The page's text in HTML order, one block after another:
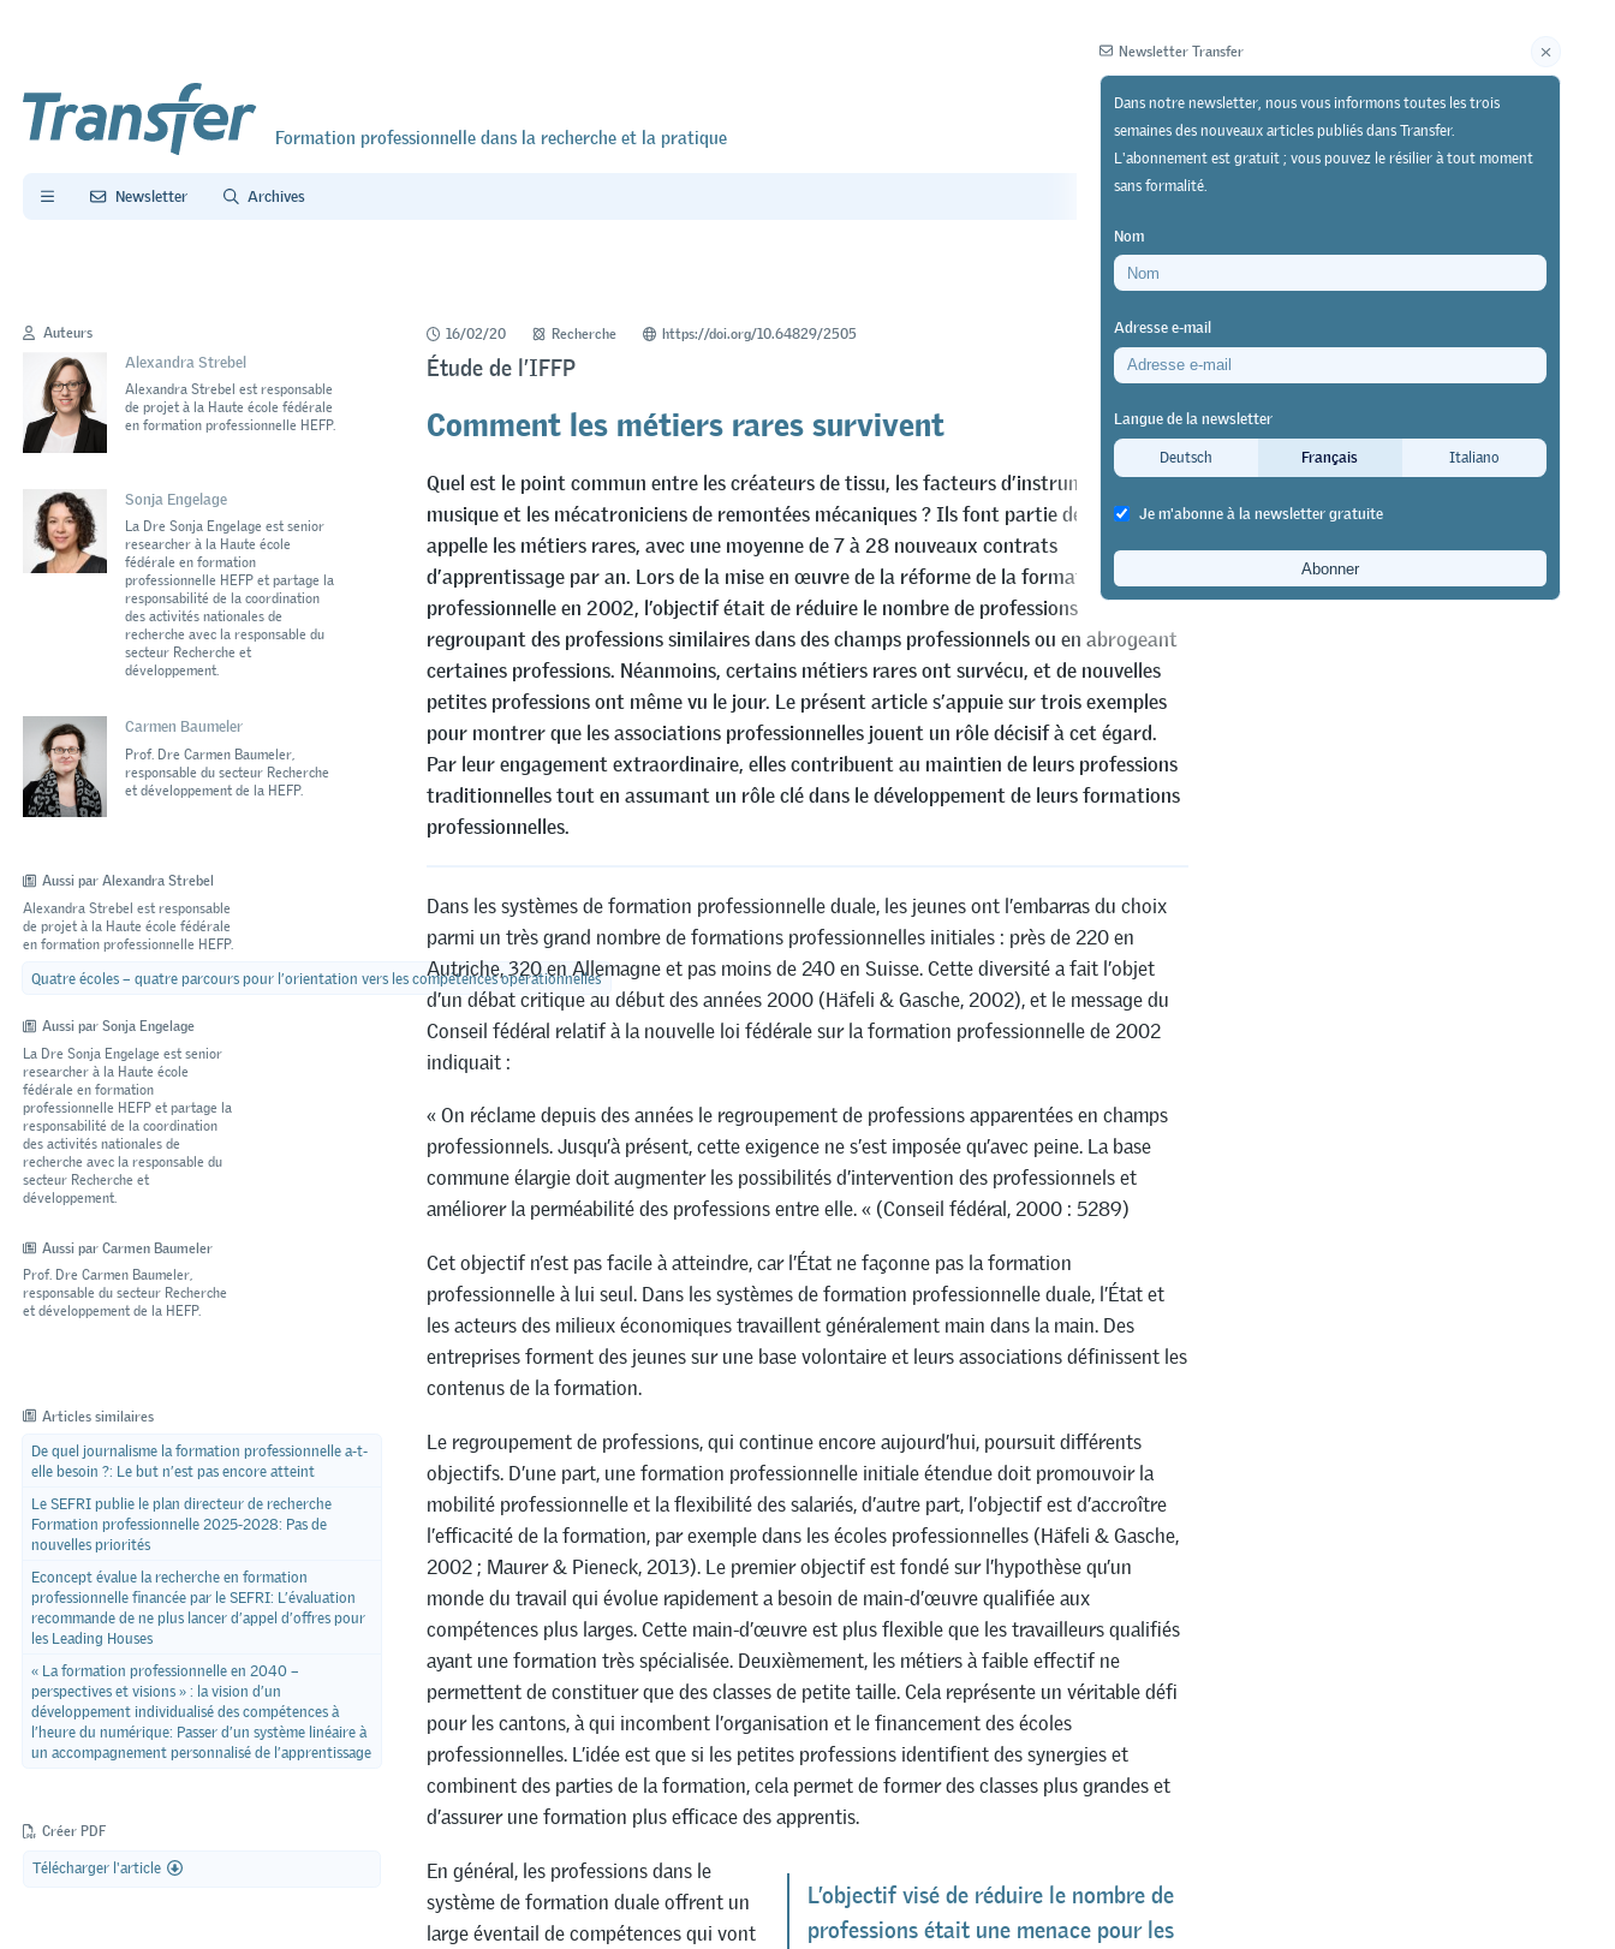
Formation professionnelle dans la recherche et la pratique Éditeur
Newsletter Archives
Auteurs
Alexandra Strebel
Alexandra Strebel est responsable
de projet à la Haute école fédérale
en formation professionnelle HEFP.
Sonja Engelage
La Dre Sonja Engelage est senior
researcher à la Haute école
fédérale en formation
professionnelle HEFP et partage la
responsabilité de la coordination
des activités nationales de
recherche avec la responsable du
secteur Recherche et
développement.
Carmen Baumeler
Prof. Dre Carmen Baumeler,
responsable du secteur Recherche
et développement de la HEFP.
Aussi par Alexandra Strebel
Alexandra Strebel est responsable
de projet à la Haute école fédérale
en formation professionnelle HEFP.
Quatre écoles – quatre parcours pour l’orientation vers les compétences opérationnelles
Aussi par Sonja Engelage
La Dre Sonja Engelage est senior
researcher à la Haute école
fédérale en formation
professionnelle HEFP et partage la
responsabilité de la coordination
des activités nationales de
recherche avec la responsable du
secteur Recherche et
développement.
Aussi par Carmen Baumeler
Prof. Dre Carmen Baumeler,
responsable du secteur Recherche
et développement de la HEFP.
Articles similaires
De quel journalisme la formation professionnelle a-t-
elle besoin ?: Le but n’est pas encore atteint
Le SEFRI publie le plan directeur de recherche
Formation professionnelle 2025-2028: Pas de
nouvelles priorités
Econcept évalue la recherche en formation
professionnelle financée par le SEFRI: L’évaluation
recommande de ne plus lancer d’appel d’offres pour
les Leading Houses
« La formation professionnelle en 2040 –
perspectives et visions » : la vision d’un
développement individualisé des compétences à
l’heure du numérique: Passer d’un système linéaire à
un accompagnement personnalisé de l’apprentissage
Créer PDF
Télécharger l'article
16/02/20 Recherche https://doi.org/10.64829/2505
Étude de l’IFFP
Comment les métiers rares survivent
Quel est le point commun entre les créateurs de tissu, les facteurs d’instruments de
musique et les mécatroniciens de remontées mécaniques ? Ils font partie de ce que l’on
appelle les métiers rares, avec une moyenne de 7 à 28 nouveaux contrats
d’apprentissage par an. Lors de la mise en œuvre de la réforme de la formation
professionnelle en 2002, l’objectif était de réduire le nombre de professions en Suisse en
regroupant des professions similaires dans des champs professionnels ou en abrogeant
certaines professions. Néanmoins, certains métiers rares ont survécu, et de nouvelles
petites professions ont même vu le jour. Le présent article s’appuie sur trois exemples
pour montrer que les associations professionnelles jouent un rôle décisif à cet égard.
Par leur engagement extraordinaire, elles contribuent au maintien de leurs professions
traditionnelles tout en assumant un rôle clé dans le développement de leurs formations
professionnelles.
Dans les systèmes de formation professionnelle duale, les jeunes ont l’embarras du choix
parmi un très grand nombre de formations professionnelles initiales : près de 220 en
Autriche, 320 en Allemagne et pas moins de 240 en Suisse. Cette diversité a fait l’objet
d’un débat critique au début des années 2000 (Häfeli & Gasche, 2002), et le message du
Conseil fédéral relatif à la nouvelle loi fédérale sur la formation professionnelle de 2002
indiquait :
« On réclame depuis des années le regroupement de professions apparentées en champs
professionnels. Jusqu’à présent, cette exigence ne s’est imposée qu’avec peine. La base
commune élargie doit augmenter les possibilités d’intervention des professionnels et
améliorer la perméabilité des professions entre elle. « (Conseil fédéral, 2000 : 5289)
Cet objectif n’est pas facile à atteindre, car l’État ne façonne pas la formation
professionnelle à lui seul. Dans les systèmes de formation professionnelle duale, l’État et
les acteurs des milieux économiques travaillent généralement main dans la main. Des
entreprises forment des jeunes sur une base volontaire et leurs associations définissent les
contenus de la formation.
Le regroupement de professions, qui continue encore aujourd’hui, poursuit différents
objectifs. D’une part, une formation professionnelle initiale étendue doit promouvoir la
mobilité professionnelle et la flexibilité des salariés, d’autre part, l’objectif est d’accroître
l’efficacité de la formation, par exemple dans les écoles professionnelles (Häfeli & Gasche,
2002 ; Maurer & Pieneck, 2013). Le premier objectif est fondé sur l’hypothèse qu’un
monde du travail qui évolue rapidement a besoin de main-d’œuvre qualifiée aux
compétences plus larges. Cette main-d’œuvre est plus flexible que les travailleurs qualifiés
ayant une formation très spécialisée. Deuxièmement, les métiers à faible effectif ne
permettent de constituer que des classes de petite taille. Cela représente un véritable défi
pour les cantons, à qui incombent l’organisation et le financement des écoles
professionnelles. L’idée est que si les petites professions identifient des synergies et
combinent des parties de la formation, cela permet de former des classes plus grandes et
d’assurer une formation plus efficace des apprentis.
L’objectif visé de réduire le nombre de
professions était une menace pour les
En général, les professions dans le
système de formation duale offrent un
large éventail de compétences qui vont
Newsletter Transfer
Dans notre newsletter, nous vous informons toutes les trois
semaines des nouveaux articles publiés dans Transfer.
L'abonnement est gratuit ; vous pouvez le résilier à tout moment
sans formalité.
Nom
Adresse e-mail
Langue de la newsletter
Deutsch
Français Italiano
Je m'abonne à la newsletter gratuite